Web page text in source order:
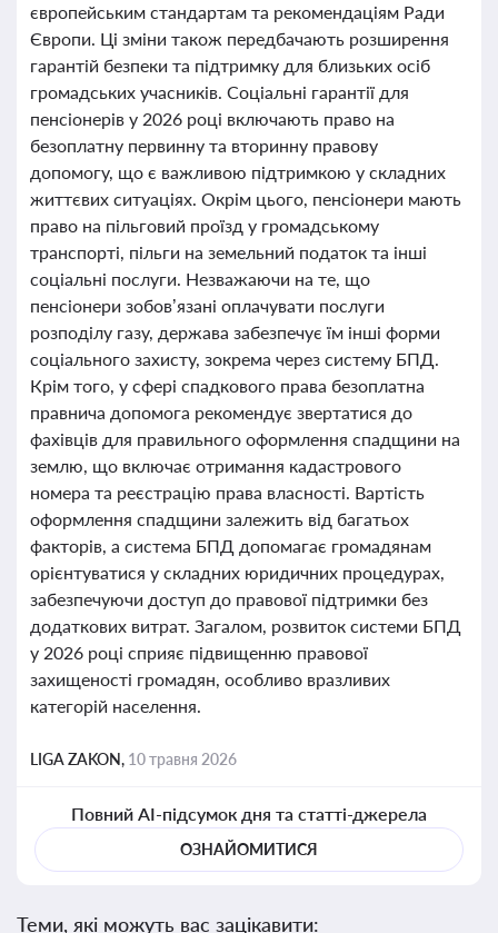
європейським стандартам та рекомендаціям Ради
Європи. Ці зміни також передбачають розширення
гарантій безпеки та підтримку для близьких осіб
громадських учасників. Соціальні гарантії для
пенсіонерів у 2026 році включають право на
безоплатну первинну та вторинну правову
допомогу, що є важливою підтримкою у складних
життєвих ситуаціях. Окрім цього, пенсіонери мають
право на пільговий проїзд у громадському
транспорті, пільги на земельний податок та інші
соціальні послуги. Незважаючи на те, що
пенсіонери зобов’язані оплачувати послуги
розподілу газу, держава забезпечує їм інші форми
соціального захисту, зокрема через систему БПД.
Крім того, у сфері спадкового права безоплатна
правнича допомога рекомендує звертатися до
фахівців для правильного оформлення спадщини на
землю, що включає отримання кадастрового
номера та реєстрацію права власності. Вартість
оформлення спадщини залежить від багатьох
факторів, а система БПД допомагає громадянам
орієнтуватися у складних юридичних процедурах,
забезпечуючи доступ до правової підтримки без
додаткових витрат. Загалом, розвиток системи БПД
у 2026 році сприяє підвищенню правової
захищеності громадян, особливо вразливих
категорій населення.
LIGA ZAKON, 10 травня 2026
Повний AI-підсумок дня та статті-джерела
ОЗНАЙОМИТИСЯ
Теми, які можуть вас зацікавити: